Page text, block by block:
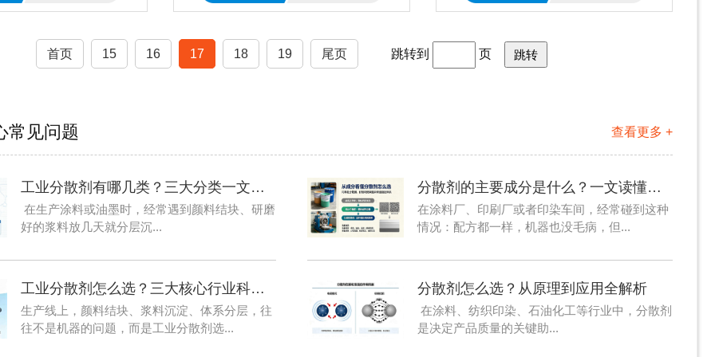
首页 15 16 17 18 19 尾页 跳转到 页
常见问题 查看更多 +
工业分散剂有哪几类？三大分类一文说明
在生产涂料或油墨时，经常遇到颜料结块、研磨
好的浆料放几天就分层沉...
分散剂的主要成分是什么？一文读懂工业助剂核心构成
在涂料厂、印刷厂或者印染车间，经常碰到这种
情况：配方都一样，机器也没毛病，但...
工业分散剂怎么选？三大核心行业科学配方指南
生产线上，颜料结块、浆料沉淀、体系分层，往
往不是机器的问题，而是工业分散剂选...
分散剂怎么选？从原理到应用全解析
在涂料、纺织印染、石油化工等行业中，分散剂
是决定产品质量的关键助...